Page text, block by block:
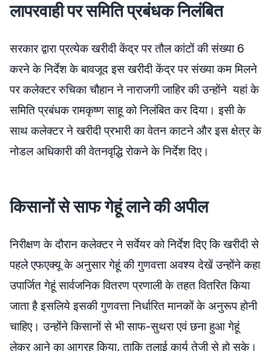
लापरवाही पर समिति प्रबंधक निलंबित
सरकार द्वारा प्रत्येक खरीदी केंद्र पर तौल कांटों की संख्या 6
करने के निर्देश के बावजूद इस खरीदी केंद्र पर संख्या कम मिलने
पर कलेक्टर रुचिका चौहान ने नाराजगी जाहिर की उन्होंने यहां के
समिति प्रबंधक रामकृष्ण साहू को निलंबित कर दिया। इसी के
साथ कलेक्टर ने खरीदी प्रभारी का वेतन काटने और इस क्षेत्र के
नोडल अधिकारी की वेतनवृद्धि रोकने के निर्देश दिए।
किसानों से साफ गेहूं लाने की अपील
निरीक्षण के दौरान कलेक्टर ने सर्वेयर को निर्देश दिए कि खरीदी से
पहले एफएक्यू के अनुसार गेहूं की गुणवत्ता अवश्य देखें उन्होंने कहा
उपार्जित गेहूं सार्वजनिक वितरण प्रणाली के तहत वितरित किया
जाता है इसलिये इसकी गुणवत्ता निर्धारित मानकों के अनुरूप होनी
चाहिए। उन्होंने किसानों से भी साफ-सुथरा एवं छना हुआ गेहूं
लेकर आने का आग्रह किया, ताकि तुलाई कार्य तेजी से हो सके।